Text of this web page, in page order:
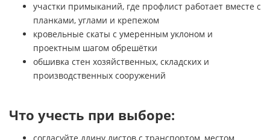
участки примыканий, где профлист работает вместе с
планками, углами и крепежом
кровельные скаты с умеренным уклоном и
проектным шагом обрешётки
обшивка стен хозяйственных, складских и
производственных сооружений
Что учесть при выборе: